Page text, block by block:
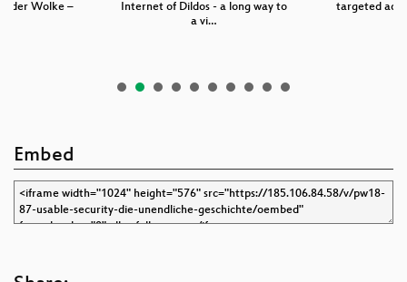
der Wolke –
Internet of Dildos - a long way to
a vi…
targeted
Embed